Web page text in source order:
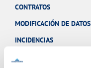
CONTRATOS
MODIFICACIÓN DE DATOS
INCIDENCIAS